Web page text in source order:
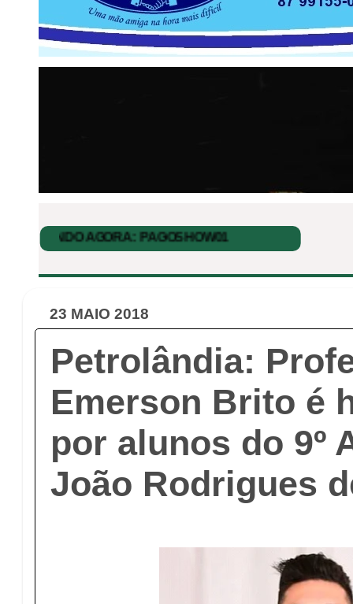
23 MAIO 2018
Petrolândia:
Emerson Brito é
por alunos do 9º
João Rodrigues